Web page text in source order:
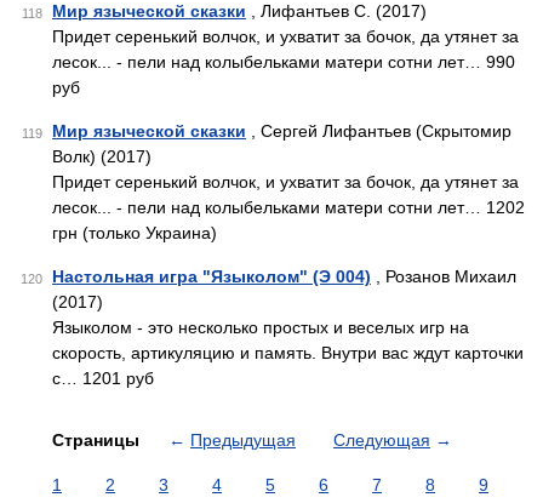
118 Мир языческой сказки , Лифантьев С. (2017)
Придет серенький волчок, и ухватит за бочок, да утянет за
лесок... - пели над колыбельками матери сотни лет… 990
руб
119 Мир языческой сказки , Сергей Лифантьев (Скрытомир
Волк) (2017)
Придет серенький волчок, и ухватит за бочок, да утянет за
лесок... - пели над колыбельками матери сотни лет… 1202
грн (только Украина)
120 Настольная игра "Языколом" (Э 004) , Розанов Михаил
(2017)
Языколом - это несколько простых и веселых игр на
скорость, артикуляцию и память. Внутри вас ждут карточки
с… 1201 руб
Страницы ← Предыдущая Следующая →
1 2 3 4 5 6 7 8
9